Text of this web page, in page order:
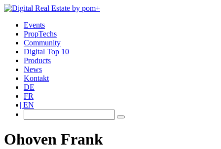
Events
PropTechs
Community
Digital Top 10
Products
News
Kontakt
DE
FR
EN
Ohoven Frank